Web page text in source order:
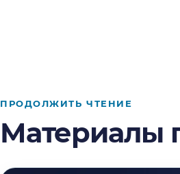
ПРОДОЛЖИТЬ ЧТЕНИЕ
Материалы